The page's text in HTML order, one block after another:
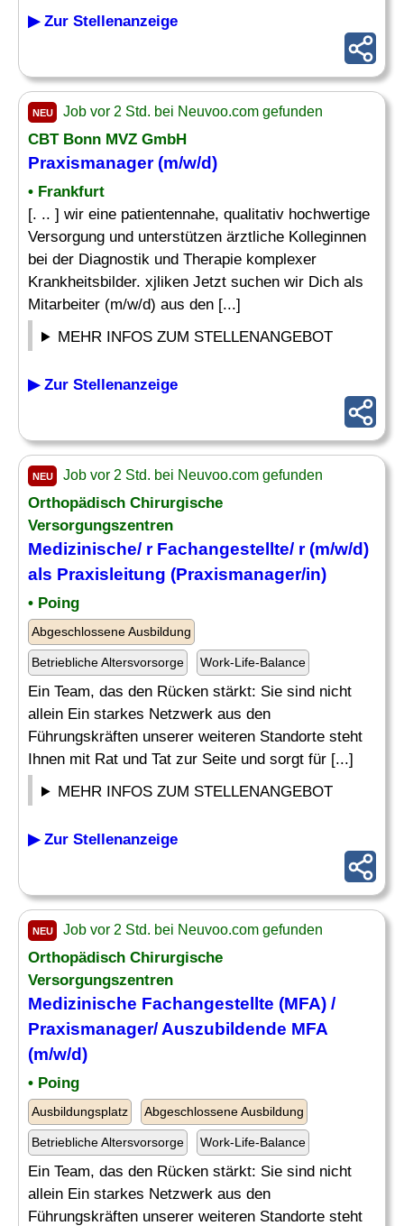
▶ Zur Stellenanzeige
NEU Job vor 2 Std. bei Neuvoo.com gefunden
CBT Bonn MVZ GmbH
Praxismanager(m/w/d)
• Frankfurt
[. .. ] wir eine patientennahe, qualitativ hochwertige
Versorgung und unterstützen ärztliche Kolleginnen
bei der Diagnostik und Therapie komplexer
Krankheitsbilder. xjliken Jetzt suchen wir Dich als
Mitarbeiter (m/w/d) aus den [...]
MEHR INFOS ZUM STELLENANGEBOT
▶ Zur Stellenanzeige
NEU Job vor 2 Std. bei Neuvoo.com gefunden
Orthopädisch Chirurgische
Versorgungszentren
Medizinische/ r Fachangestellte/ r (m/w/d)
als Praxisleitung (Praxismanager/in)
• Poing
Abgeschlossene Ausbildung
Betriebliche Altersvorsorge Work-Life-Balance
Ein Team, das den Rücken stärkt: Sie sind nicht
allein Ein starkes Netzwerk aus den
Führungskräften unserer weiteren Standorte steht
Ihnen mit Rat und Tat zur Seite und sorgt für [...]
MEHR INFOS ZUM STELLENANGEBOT
▶ Zur Stellenanzeige
NEU Job vor 2 Std. bei Neuvoo.com gefunden
Orthopädisch Chirurgische
Versorgungszentren
Medizinische Fachangestellte (MFA) /
Praxismanager/ Auszubildende MFA
(m/w/d)
• Poing
Ausbildungsplatz Abgeschlossene Ausbildung
Betriebliche Altersvorsorge Work-Life-Balance
Ein Team, das den Rücken stärkt: Sie sind nicht
allein Ein starkes Netzwerk aus den
Führungskräften unserer weiteren Standorte steht